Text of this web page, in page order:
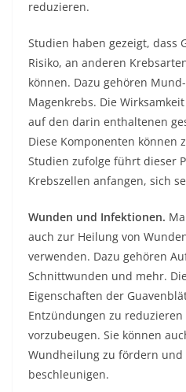
reduzieren.
Studien haben gezeigt, dass
Risiko, an anderen
können. Dazu gehören
Magenkrebs. Die
auf den darin enthaltenen
Diese Komponenten können
Studien zufolge führt dieser
Krebszellen anfangen, sich
Wunden und Infektionen.
auch zur Heilung von
verwenden. Dazu gehören
Schnittwunden und mehr.
Eigenschaften der
Entzündungen zu
vorzubeugen. Sie können
Wundheilung zu fördern und
beschleunigen.